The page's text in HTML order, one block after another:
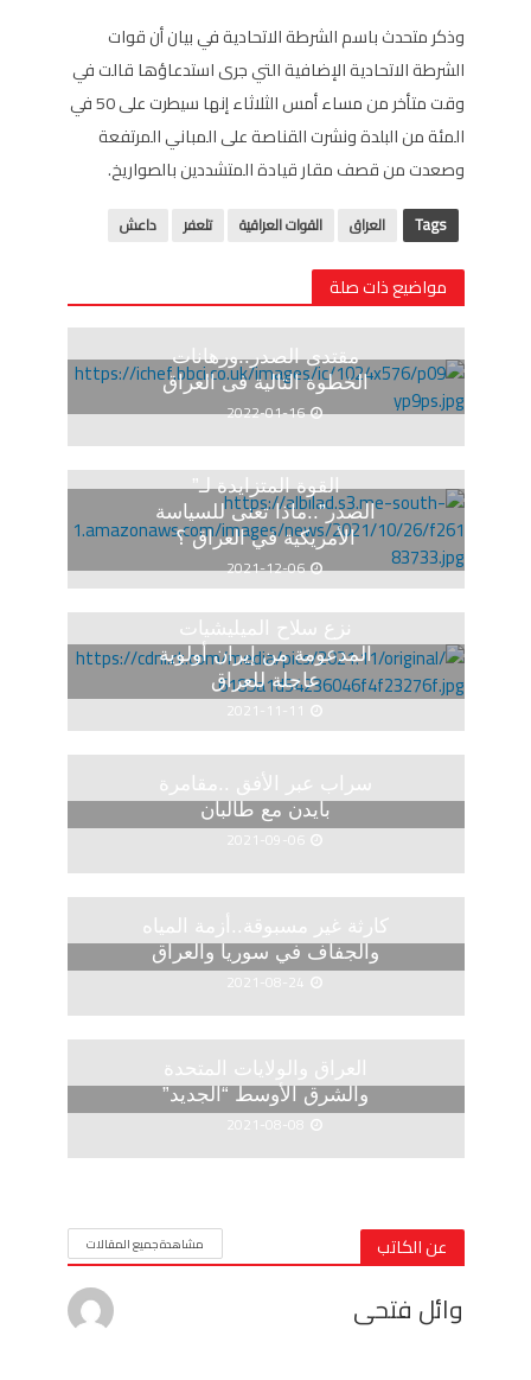
وذكر متحدث باسم الشرطة الاتحادية في بيان أن قوات
الشرطة الاتحادية الإضافية التي جرى استدعاؤها قالت في
وقت متأخر من مساء أمس الثلاثاء إنها سيطرت على 50 في
المئة من البلدة ونشرت القناصة على المباني المرتفعة
وصعدت من قصف مقار قيادة المتشددين بالصواريخ.
Tags العراق القوات العراقية تلعفر داعش
مواضيع ذات صلة
مقتدى الصدر..ورهانات
الخطوة التالية فى العراق
2022-01-16
القوة المتزايدة لـ”
الصدر”..ماذا تعنى للسياسة
الأمريكية في العراق ؟
2021-12-06
نزع سلاح الميليشيات
المدعومة من إيران أولوية
عاجلة للعراق
2021-11-11
سراب عبر الأفق ..مقامرة
بايدن مع طالبان
2021-09-06
كارثة غير مسبوقة..أزمة المياه
والجفاف في سوريا والعراق
2021-08-24
العراق والولايات المتحدة
والشرق الأوسط “الجديد”
2021-08-08
عن الكاتب مشاهدة جميع المقالات
وائل فتحى